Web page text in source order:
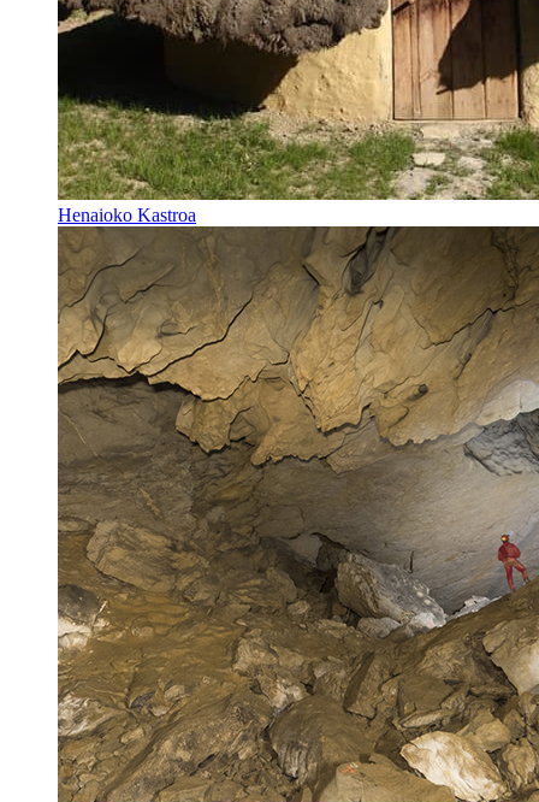
Henaioko Kastroa